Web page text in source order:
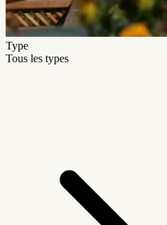
Type
Tous les types